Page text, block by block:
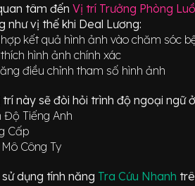
tâm đến Vị trí Trưởng Phòng
như vị thế khi Deal Lương:
kết quả hình ảnh vào chăm sóc
hình ảnh chính xác
điều chỉnh tham số hình ảnh
trí này sẽ đòi hỏi trình độ ngoại ngữ
Độ Tiếng Anh
Cấp
Công Ty
dụng tính năng Tra Cứu Nhanh